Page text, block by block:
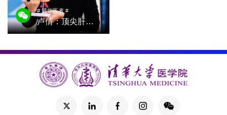
# 清华医者 #
卢倩：顶尖肝胆外科医生如何练成？